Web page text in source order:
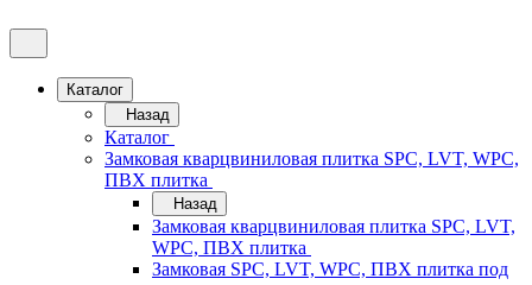
Каталог
Назад
Каталог
Замковая кварцвиниловая плитка SPC, LVT, WPC,
ПВХ плитка
Назад
Замковая кварцвиниловая плитка SPC, LVT,
WPC, ПВХ плитка
Замковая SPC, LVT, WPC, ПВХ плитка под